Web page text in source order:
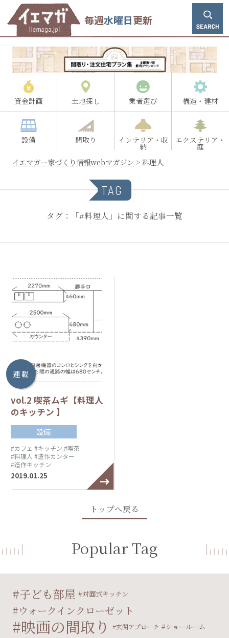
毎週水曜日更新
資金計画 土地探し 業者選び 構造・建材
設備 間取り インテリア・収
納
エクステリア・
庭
イエマガー家づくり情報webマガジン > 料理人
TAG
タグ：「#料理人」に関する記事一覧
連 載
vol.2 喫茶ムギ【料理人
のキッチン 】
設備
#カフェ #キッチン #喫茶
#料理人 #造作カンター
#造作キッチン
2019.01.25
トップへ戻る
Popular Tag
子ども部屋 対面式キッチン
ウォークインクローゼット
映画の間取り 玄関アプローチ ショールーム